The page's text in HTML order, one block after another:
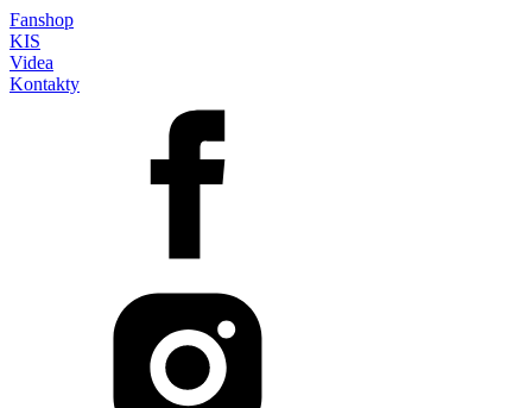
Fanshop
KIS
Videa
Kontakty